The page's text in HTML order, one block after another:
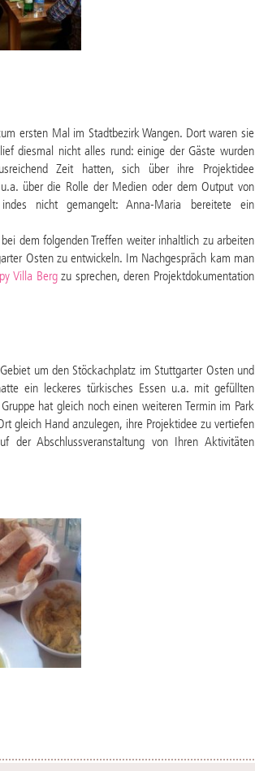
ersten Mal im Stadtbezirk Wangen. Dort waren sie
diesmal nicht alles rund: einige der Gäste wurden
Zeit hatten, sich über ihre Projektidee
über die Rolle der Medien oder dem Output von
nicht gemangelt: Anna-Maria bereitete ein
dem folgenden Treffen weiter inhaltlich zu arbeiten
Osten zu entwickeln. Im Nachgespräch kam man
Villa Bergzu sprechen, deren Projektdokumentation
um den Stöckachplatz im Stuttgarter Osten und
ein leckeres türkisches Essen u.a. mit gefüllten
hat gleich noch einen weiteren Termin im Park
gleich Hand anzulegen, ihre Projektidee zu vertiefen
der Abschlussveranstaltung von Ihren Aktivitäten